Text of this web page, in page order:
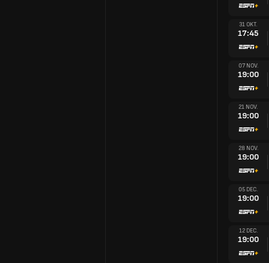
31 OKT.
17:45
07 NOV.
19:00
21 NOV.
19:00
28 NOV.
19:00
05 DEC.
19:00
12 DEC.
19:00